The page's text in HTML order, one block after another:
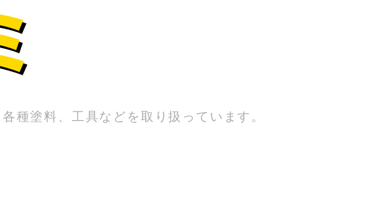
種塗料、工具などを取り扱っています。